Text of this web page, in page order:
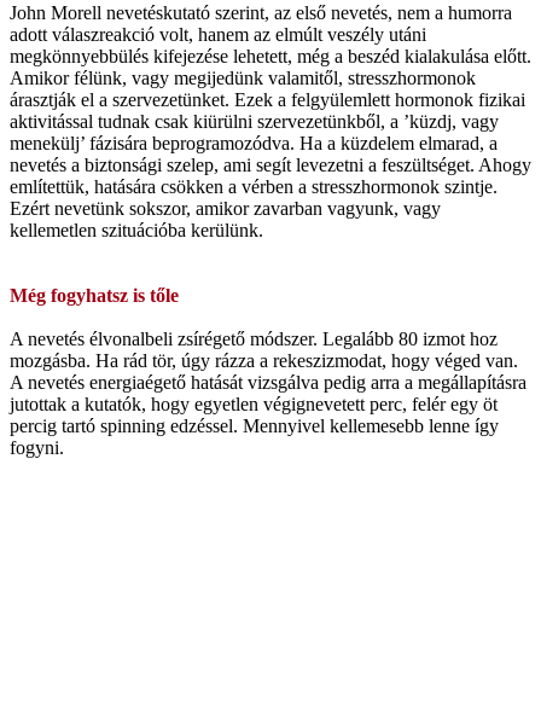
John Morell nevetéskutató szerint, az első nevetés, nem a humorra
adott válaszreakció volt, hanem az elmúlt veszély utáni
megkönnyebbülés kifejezése lehetett, még a beszéd kialakulása előtt.
Amikor félünk, vagy megijedünk valamitől, stresszhormonok
árasztják el a szervezetünket. Ezek a felgyülemlett hormonok fizikai
aktivitással tudnak csak kiürülni szervezetünkből, a ’küzdj, vagy
menekülj’ fázisára beprogramozódva. Ha a küzdelem elmarad, a
nevetés a biztonsági szelep, ami segít levezetni a feszültséget. Ahogy
említettük, hatására csökken a vérben a stresszhormonok szintje.
Ezért nevetünk sokszor, amikor zavarban vagyunk, vagy
kellemetlen szituációba kerülünk.
Még fogyhatsz is tőle
A nevetés élvonalbeli zsírégető módszer. Legalább 80 izmot hoz
mozgásba. Ha rád tör, úgy rázza a rekeszizmodat, hogy véged van.
A nevetés energiaégető hatását vizsgálva pedig arra a megállapításra
jutottak a kutatók, hogy egyetlen végignevetett perc, felér egy öt
percig tartó spinning edzéssel. Mennyivel kellemesebb lenne így
fogyni.